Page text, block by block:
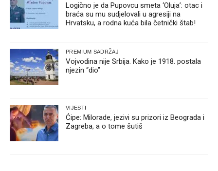
Logično je da Pupovcu smeta ‘Oluja’: otac i
braća su mu sudjelovali u agresiji na
Hrvatsku, a rodna kuća bila četnički štab!
PREMIUM SADRŽAJ
Vojvodina nije Srbija. Kako je 1918. postala
njezin “dio”
VIJESTI
Ćipe: Milorade, jezivi su prizori iz Beograda i
Zagreba, a o tome šutiš